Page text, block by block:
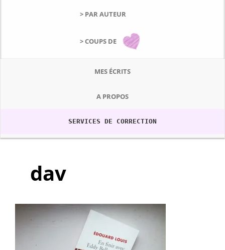
> PAR AUTEUR
> COUPS DE
MES ÉCRITS
A PROPOS
SERVICES DE CORRECTION
dav